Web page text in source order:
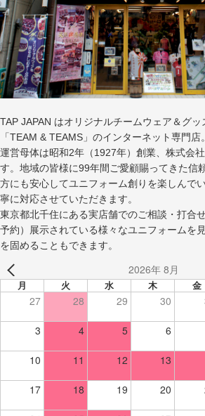
TAP JAPAN はオリジナルチームウェア＆グッ
「TEAM & TEAMS」のインターネット専門店。
運営母体は昭和2年（1927年）創業、株式会
す。地域の皆様に99年間ご愛顧賜ってきた信
方にも安心してユニフォーム創りを楽しんで
寧に対応させていただきます。
東京都北千住にある実店舗でのご相談・打合
予約）展示されている様々なユニフォームを
を固めることもできます。
2026年 8月
月 火 水 木 金
27 28 29 30
3 4 5 6
10 11 12 13
17 18 19 20